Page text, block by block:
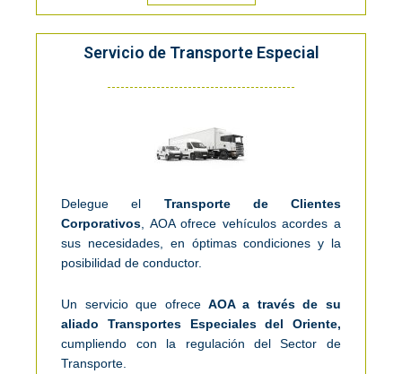
Servicio de Transporte Especial
Delegue el Transporte de Clientes
Corporativos, AOA ofrece vehículos acordes a
sus necesidades, en óptimas condiciones y la
posibilidad de conductor.
Un servicio que ofrece AOA a través de su
aliado Transportes Especiales del Oriente,
cumpliendo con la regulación del Sector de
Transporte.